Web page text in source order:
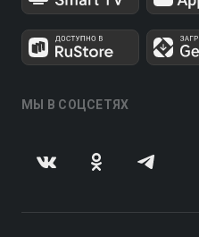
МЫ В СОЦСЕТЯХ